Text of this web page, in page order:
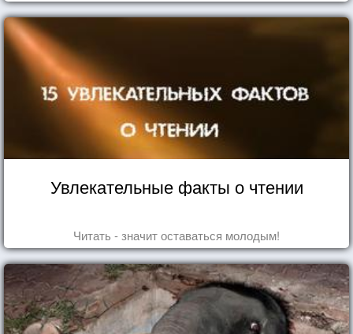
Увлекательные факты о чтении
Читать - значит оставаться молодым!